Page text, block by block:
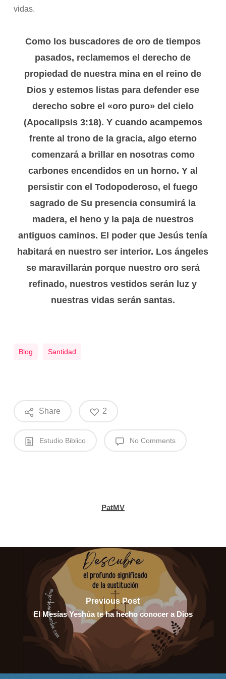
vidas.
Como los buscadores de oro de tiempos
pasados, reclamemos el derecho de
propiedad de nuestra mina en el reino de
Dios y estemos listas para defender ese
derecho sobre el «oro puro» del cielo
(Apocalipsis 3:18). Y cuando acampemos
frente al trono de la gracia, algo eterno
comenzará a brillar en nosotras como
carbones encendidos en un horno. Y al
persistir con el Todopoderoso, el fuego
sagrado de Su presencia consumirá la
madera, el heno y la paja de nuestros
antiguos caminos. El poder que Jesús tenía
habitará en nuestro ser interior. Los ángeles
se maravillarán porque nuestro oro será
refinado, nuestros vestidos serán luz y
nuestras vidas serán santas.
Blog Santidad
Share 2
Estudio Biblico No Comments
PatMV
Previous Post
El Mesías Yeshúa te ha hecho conocer a Dios